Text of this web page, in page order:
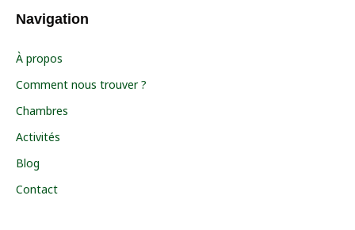
Navigation
À propos
Comment nous trouver ?
Chambres
Activités
Blog
Contact